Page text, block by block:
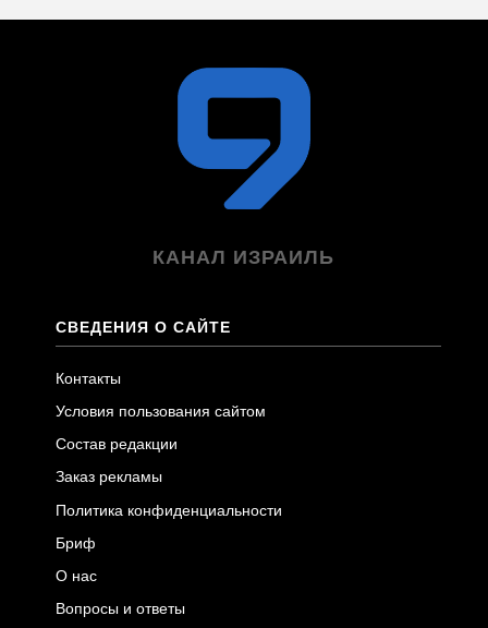
КАНАЛ ИЗРАИЛЬ
СВЕДЕНИЯ О САЙТЕ
Контакты
Условия пользования сайтом
Состав редакции
Заказ рекламы
Политика конфиденциальности
Бриф
О нас
Вопросы и ответы